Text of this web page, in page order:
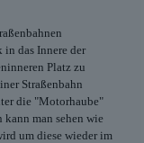
das Innere der
Platz zu
Straßenbahn
die "Motorhaube"
kann man sehen wie
um diese wieder im